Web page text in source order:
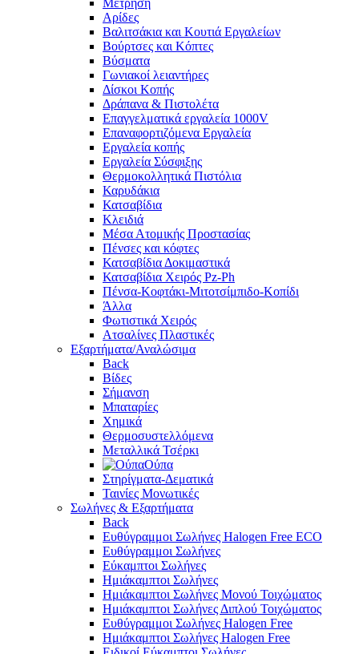
Αρίδες
Βαλιτσάκια και Κουτιά Εργαλείων
Βούρτσες και Κόπτες
Βύσματα
Γωνιακοί λειαντήρες
Δίσκοι Κοπής
Δράπανα & Πιστολέτα
Επαγγελματικά εργαλεία 1000V
Επαναφορτιζόμενα Εργαλεία
Εργαλεία κοπής
Εργαλεία Σύσφιξης
Θερμοκολλητικά Πιστόλια
Καρυδάκια
Κατσαβίδια
Κλειδιά
Μέσα Ατομικής Προστασίας
Πένσες και κόφτες
Κατσαβίδια Δοκιμαστικά
Κατσαβίδια Χειρός Pz-Ph
Πένσα-Κοφτάκι-Μιτοτσίμπιδο-Κοπίδι
Άλλα
Φωτιστικά Χειρός
Ατσαλίνες Πλαστικές
Εξαρτήματα/Αναλώσιμα
Back
Βίδες
Σήμανση
Μπαταρίες
Χημικά
Θερμοσυστελλόμενα
Μεταλλικά Τσέρκι
Ούπα
Στηρίγματα-Δεματικά
Ταινίες Μονωτικές
Σωλήνες & Εξαρτήματα
Back
Ευθύγραμμοι Σωλήνες Halogen Free ECO
Ευθύγραμμοι Σωλήνες
Εύκαμπτοι Σωλήνες
Ημιάκαμπτοι Σωλήνες
Ημιάκαμπτοι Σωλήνες Μονού Τοιχώματος
Ημιάκαμπτοι Σωλήνες Διπλού Τοιχώματος
Ευθύγραμμοι Σωλήνες Halogen Free
Ημιάκαμπτοι Σωλήνες Halogen Free